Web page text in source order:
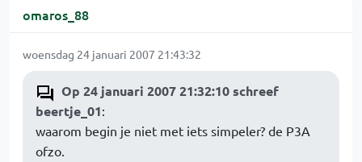
omaros_88
woensdag 24 januari 2007 21:43:32
Op 24 januari 2007 21:32:10 schreef
beertje_01:
waarom begin je niet met iets simpeler? de P3A
ofzo.